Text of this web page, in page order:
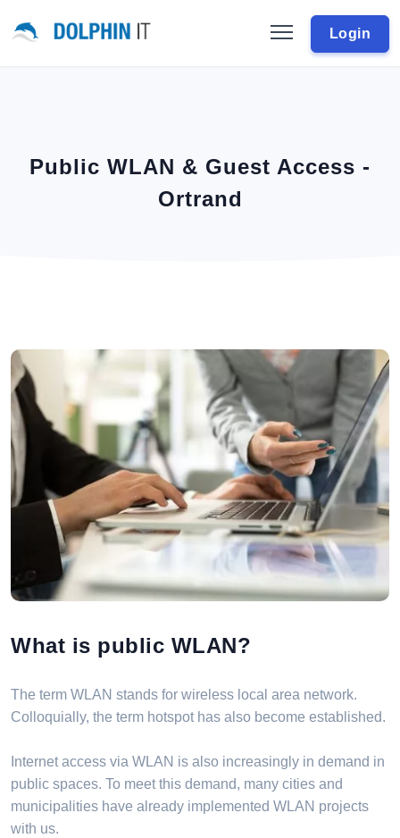
Login
Public WLAN & Guest Access -
Ortrand
What is public WLAN?
The term WLAN stands for wireless local area network.
Colloquially, the term hotspot has also become established.
Internet access via WLAN is also increasingly in demand in
public spaces. To meet this demand, many cities and
municipalities have already implemented WLAN projects
with us.